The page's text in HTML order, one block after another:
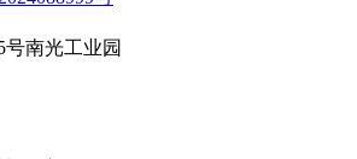
南光工业园